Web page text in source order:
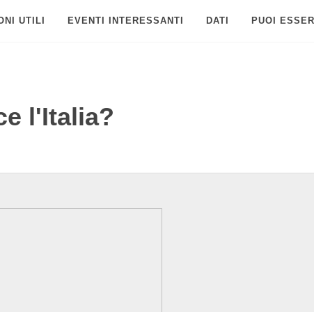
UTILI EVENTI INTERESSANTI DATI PUOI
l'Italia?